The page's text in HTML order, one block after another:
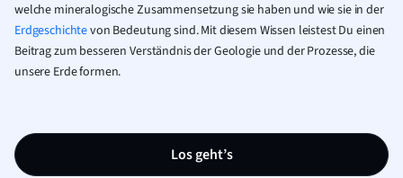
welche mineralogische Zusammensetzung sie haben und wie sie in der
Erdgeschichtevon Bedeutung sind. Mit diesem Wissen leistest Du einen
Beitrag zum besseren Verständnis der Geologie und der Prozesse, die
unsere Erde formen.
Los geht’s